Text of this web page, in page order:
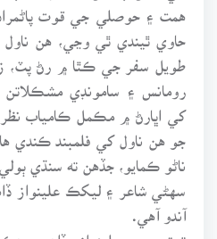
همت ۽ حوصلي جي قوت
حاوي ٿيندي ٿي وڃي، هن
طويل سفر جي ڪٿا ۾ رڻ پٽ،
رومانس ۽ سامونڊي
کي اڀارڻ ۾ مڪمل ڪامياب
جو هن ناول کي فلمبند ڪندي
ناڻو ڪمايو، جڏهن ته سنڌي
سهڻي شاعر ۽ ليکڪ علينواز
آندو آهي.
توڙي جو علينواز ڏاهري هڪ